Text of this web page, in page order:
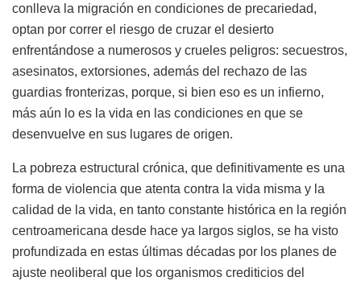
conlleva la migración en condiciones de precariedad,
optan por correr el riesgo de cruzar el desierto
enfrentándose a numerosos y crueles peligros: secuestros,
asesinatos, extorsiones, además del rechazo de las
guardias fronterizas, porque, si bien eso es un infierno,
más aún lo es la vida en las condiciones en que se
desenvuelve en sus lugares de origen.
La pobreza estructural crónica, que definitivamente es una
forma de violencia que atenta contra la vida misma y la
calidad de la vida, en tanto constante histórica en la región
centroamericana desde hace ya largos siglos, se ha visto
profundizada en estas últimas décadas por los planes de
ajuste neoliberal que los organismos crediticios del